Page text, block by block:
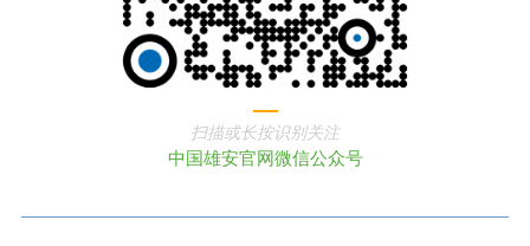
扫描或长按识别关注
中国雄安官网微信公众号